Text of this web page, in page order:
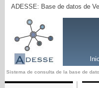
ADESSE: Base de datos de
Sistema de consulta de la base de